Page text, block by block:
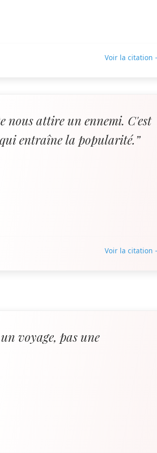
Voir la citation
nous attire un ennemi. C'est
entraîne la popularité.”
Voir la citation
un voyage, pas une